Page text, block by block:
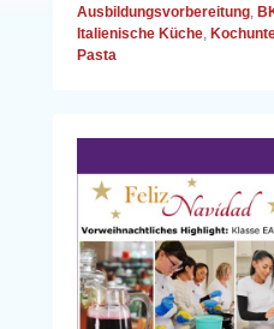
Ausbildungsvorbereitung,
Italienische Küche,
Pasta